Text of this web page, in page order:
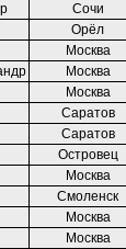
Сочи
Орёл
Москва
Москва
Москва
Саратов
Саратов
Островец
Москва
Смоленск
Москва
Москва